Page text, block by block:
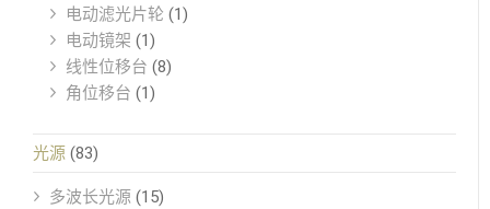
电动滤光片轮 (1)
电动镜架 (1)
线性位移台 (8)
角位移台 (1)
光源 (83)
多波长光源 (15)